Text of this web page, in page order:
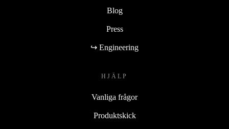
Blog
Press
↪ Engineering
HJÄLP
Vanliga frågor
Produktskick